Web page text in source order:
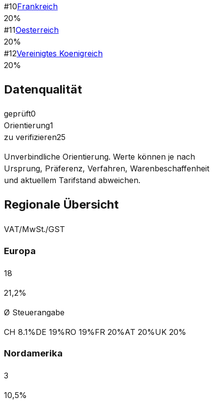
#10Frankreich
20%
#11Oesterreich
20%
#12Vereinigtes Koenigreich
20%
Datenqualität
geprüft0
Orientierung1
zu verifizieren25
Unverbindliche Orientierung. Werte können je nach
Ursprung, Präferenz, Verfahren, Warenbeschaffenheit
und aktuellem Tarifstand abweichen.
Regionale Übersicht
VAT/MwSt./GST
Europa
18
21,2%
Ø Steuerangabe
CH 8.1%DE 19%RO 19%FR 20%AT 20%UK 20%
Nordamerika
3
10,5%